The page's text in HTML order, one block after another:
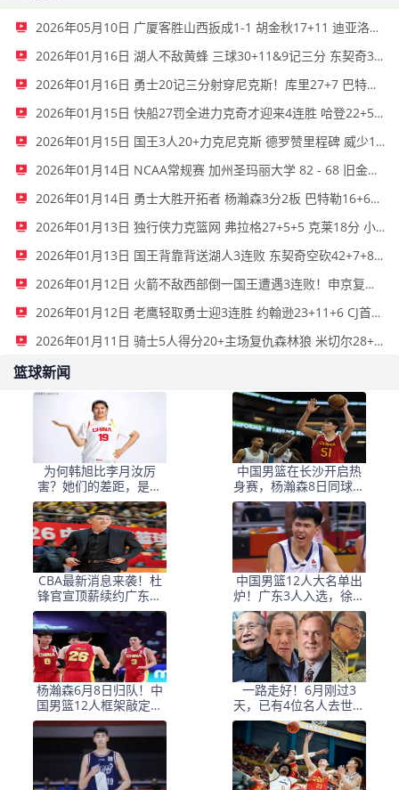
2026年05月10日 广厦客胜山西扳成1-1 胡金秋17+11 迪亚洛关键上篮不中
2026年01月16日 湖人不敌黄蜂 三球30+11&9记三分 东契奇39分 詹姆斯29+9+6
2026年01月16日 勇士20记三分射穿尼克斯！库里27+7 巴特勒32+8 穆迪三分9中7
2026年01月15日 快船27罚全进力克奇才迎来4连胜 哈登22+5+8 伦纳德33分4断
2026年01月15日 国王3人20+力克尼克斯 德罗赞里程碑 威少11助 布伦森伤退
2026年01月14日 NCAA常规赛 加州圣玛丽大学 82 - 68 旧金山大学 全场集锦
2026年01月14日 勇士大胜开拓者 杨瀚森3分2板 巴特勒16+6+5 库里9中2送11助
2026年01月13日 独行侠力克篮网 弗拉格27+5+5 克莱18分 小波特28+9
2026年01月13日 国王背靠背送湖人3连败 东契奇空砍42+7+8+4断 威少22+5+7
2026年01月12日 火箭不敌西部倒一国王遭遇3连败！申京复出19+9 阿门31+13+6
2026年01月12日 老鹰轻取勇士迎3连胜 约翰逊23+11+6 CJ首秀12分 库里31+5
2026年01月11日 骑士5人得分20+主场复仇森林狼 米切尔28+8 爱德华兹25+5
篮球新闻
为何韩旭比李月汝厉
害？她们的差距，是张
子宇选秀顺位暴跌的原
因
中国男篮在长沙开启热
身赛，杨瀚森8日同球队
会合
CBA最新消息来袭！杜
锋官宣顶薪续约广东男
篮，杨鸣婉拒执教北控
中国男篮12人大名单出
炉！广东3人入选，徐昕
国家队首秀，胡明轩轮
休
杨瀚森6月8日归队！中
国男篮12人框架敲定，
锋线王牌竟是他？
一路走好！6月刚过3
天，已有4位名人去世，
姚明等人发文悼念